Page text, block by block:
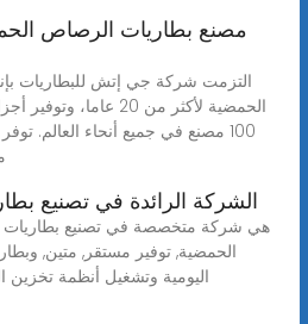
مصنع بطاريات الرصاص
التزمت شركة جي إتش للبطاريات
الحمضية لأكثر من 20
100 مصنع في جميع أنحاء العالم.
الشركة الرائدة في تصنيع
الحمضية, توفير مستقر, متين,
اليومية وتشغيل أنظمة